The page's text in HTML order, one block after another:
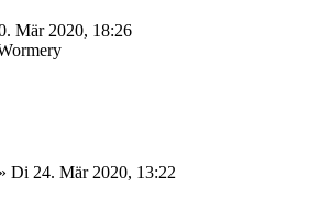
Mär 2020, 18:26
» Di 24. Mär 2020, 13:22